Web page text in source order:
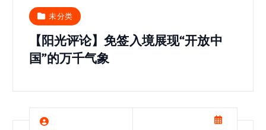
未分类
【阳光评论】免签入境展现“开放中
国”的万千气象